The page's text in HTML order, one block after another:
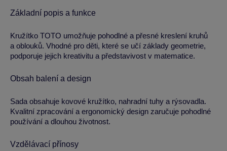
Základní popis a funkce
Kružítko TOTO umožňuje pohodlné a přesné kreslení kruhů
a oblouků. Vhodné pro děti, které se učí základy geometrie,
podporuje jejich kreativitu a představivost v matematice.
Obsah balení a design
Sada obsahuje kovové kružítko, nahradní tuhy a rýsovadla.
Kvalitní zpracování a ergonomický design zaručuje pohodlné
používání a dlouhou životnost.
Vzdělávací přínosy